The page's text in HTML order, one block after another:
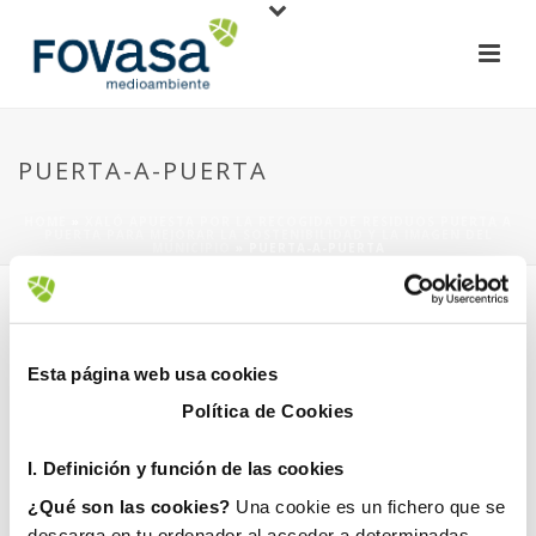
Esta página web usa cookies
Política de Cookies
I. Definición y función de las cookies
¿Qué son las cookies? Una cookie es un fichero que se
PUERTA-A-PUERTA
30 diciembre, 2024